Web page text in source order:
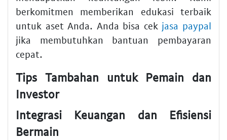
berkomitmen memberikan edukasi terbaik
untuk aset Anda. Anda bisa cek jasa paypal
jika membutuhkan bantuan pembayaran
cepat.
Tips Tambahan untuk Pemain dan
Investor
Integrasi Keuangan dan Efisiensi
Bermain